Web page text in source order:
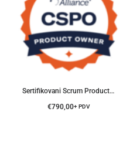
Sertifikovani Scrum Product Owner® Trening
€790,00+ PDV